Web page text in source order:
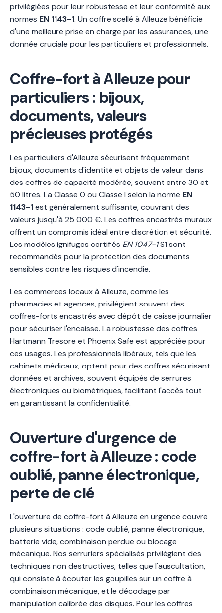
privilégiées pour leur robustesse et leur conformité aux
normes EN 1143-1. Un coffre scellé à Alleuze bénéficie
d'une meilleure prise en charge par les assurances, une
donnée cruciale pour les particuliers et professionnels.
Coffre-fort à Alleuze pour
particuliers : bijoux,
documents, valeurs
précieuses protégés
Les particuliers d'Alleuze sécurisent fréquemment
bijoux, documents d'identité et objets de valeur dans
des coffres de capacité modérée, souvent entre 30 et
50 litres. La Classe 0 ou Classe I selon la norme EN
1143-1est généralement suffisante, couvrant des
valeurs jusqu'à 25 000 €. Les coffres encastrés muraux
offrent un compromis idéal entre discrétion et sécurité.
Les modèles ignifuges certifiés EN 1047-1S1 sont
recommandés pour la protection des documents
sensibles contre les risques d'incendie.
Les commerces locaux à Alleuze, comme les
pharmacies et agences, privilégient souvent des
coffres-forts encastrés avec dépôt de caisse journalier
pour sécuriser l'encaisse. La robustesse des coffres
Hartmann Tresore et Phoenix Safe est appréciée pour
ces usages. Les professionnels libéraux, tels que les
cabinets médicaux, optent pour des coffres sécurisant
données et archives, souvent équipés de serrures
électroniques ou biométriques, facilitant l'accès tout
en garantissant la confidentialité.
Ouverture d'urgence de
coffre-fort à Alleuze : code
oublié, panne électronique,
perte de clé
L'ouverture de coffre-fort à Alleuze en urgence couvre
plusieurs situations : code oublié, panne électronique,
batterie vide, combinaison perdue ou blocage
mécanique. Nos serruriers spécialisés privilégient des
techniques non destructives, telles que l'auscultation,
qui consiste à écouter les goupilles sur un coffre à
combinaison mécanique, et le décodage par
manipulation calibrée des disques. Pour les coffres